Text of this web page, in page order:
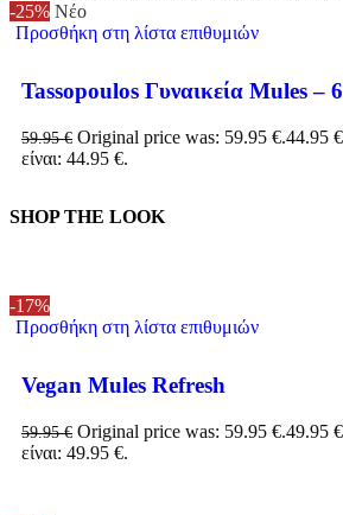
-25% Νέο
Προσθήκη στη λίστα επιθυμιών
Tassopoulos Γυναικεία Mules –
59.95€ Original price was: 59.95 €.44.95 €
είναι: 44.95 €.
SHOP THE LOOK
-17%
Προσθήκη στη λίστα επιθυμιών
Vegan Mules Refresh
59.95€ Original price was: 59.95 €.49.95 €
είναι: 49.95 €.